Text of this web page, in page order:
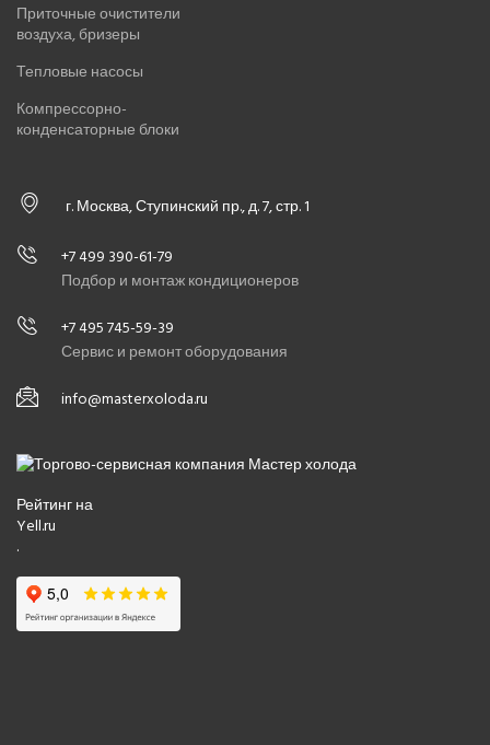
Приточные очистители
воздуха, бризеры
Тепловые насосы
Компрессорно-
конденсаторные блоки
г. Москва, Ступинский пр., д. 7, стр. 1
+7 499 390-61-79
Подбор и монтаж кондиционеров
+7 495 745-59-39
Сервис и ремонт оборудования
info@masterxoloda.ru
Рейтинг на
Yell.ru
.